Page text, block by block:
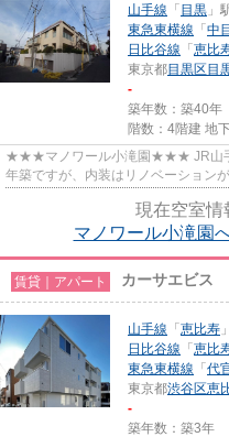
山手線 「 目黒 」
東急東横線 「 中
日比谷線 「 恵比
東京都目黒区 目
-
築年数：築40年
階数：4階建 地
★★★マノワール小滝園★★★ JR山手
年築ですが、内装はリノベーション
現在空室情
マノワール小滝園
賃貸｜アパート カーサエビス
山手線 「 恵比寿
日比谷線 「 恵比
東急東横線 「 代
東京都渋谷区恵
-
築年数：築3年